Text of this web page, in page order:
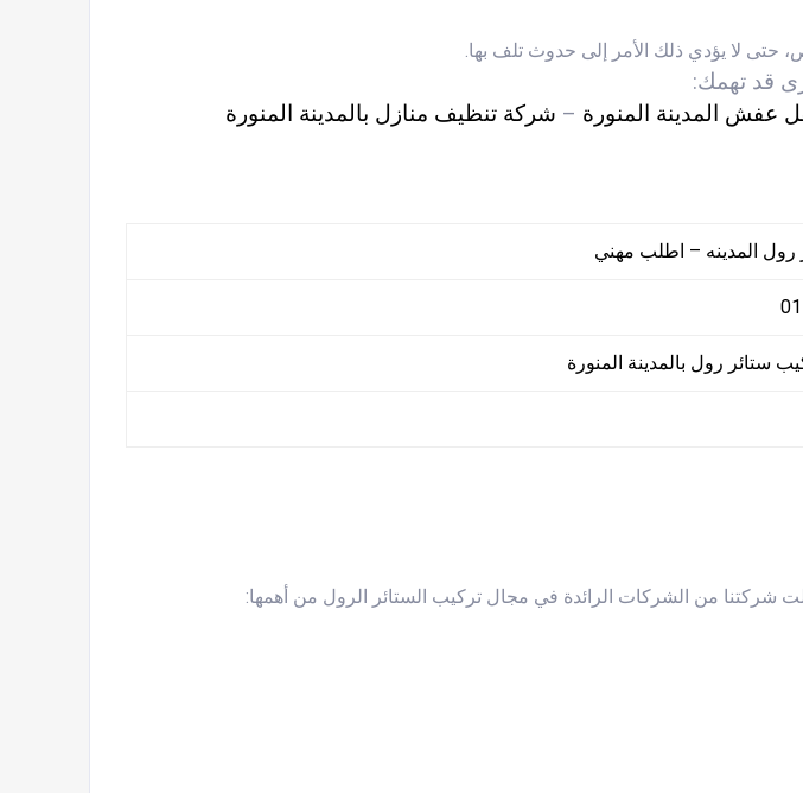
حتى لا يؤدي ذلك الأمر إلى حدوث تلف بها.
قد تهمك:
عفش المدينة المنورة – شركة تنظيف منازل بالمدينة المنورة
رول المدينه – اطلب مهني
شركتنا من الشركات الرائدة في مجال تركيب الستائر الرول من أهمها: